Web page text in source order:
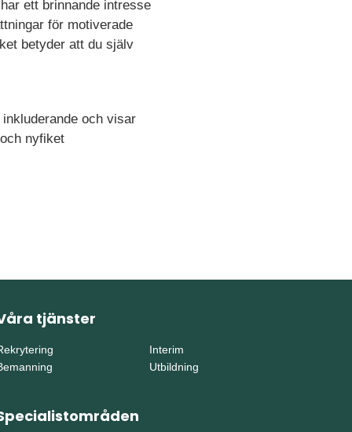
ett brinnande intresse
för motiverade
betyder att du själv
och visar
nyfiket
tjänster
Interim
Utbildning